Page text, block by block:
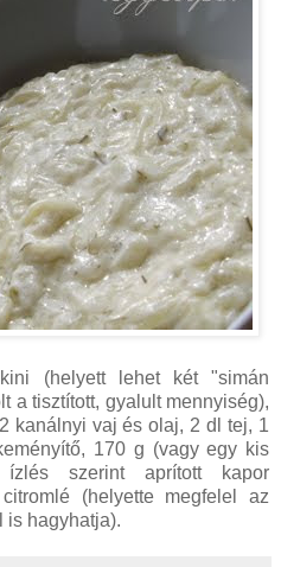
(helyett lehet két "simán
a tisztított, gyalult mennyiség),
kanálnyi vaj és olaj, 2 dl tej, 1
170 g (vagy egy kis
szerint aprított kapor
(helyette megfelel az
is hagyhatja).